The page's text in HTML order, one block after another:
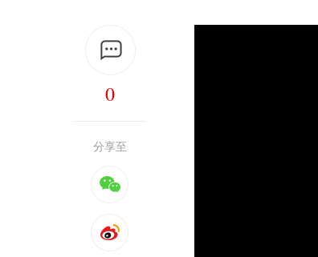
0
分享至